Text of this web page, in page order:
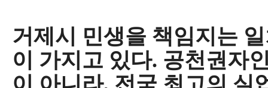
거제시 민생을 책임지는
이 가지고 있다. 공천권자